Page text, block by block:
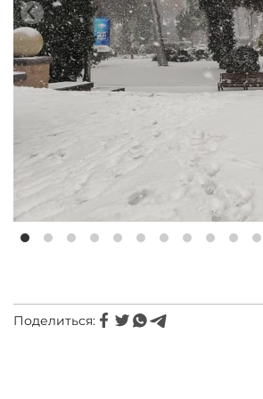
Поделиться: